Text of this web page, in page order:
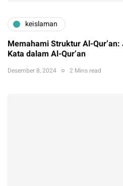
keislaman
Memahami Struktur Al-
Kata dalam Al-Qur’an
Desember 8, 2024 2 Mins read